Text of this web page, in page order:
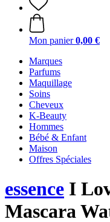
Mon panier 0,00 €
Marques
Parfums
Maquillage
Soins
Cheveux
K-Beauty
Hommes
Bébé & Enfant
Maison
Offres Spéciales
essence I
Mascara